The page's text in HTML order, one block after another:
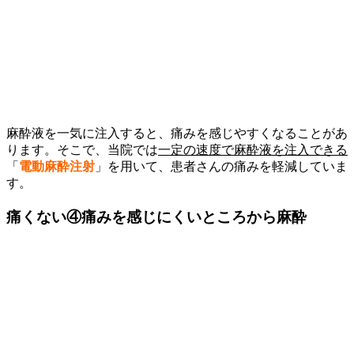
麻酔液を一気に注入すると、痛みを感じやすくなることがあ
ります。そこで、当院では一定の速度で麻酔液を注入できる
「 電動麻酔注射 」を用いて、患者さんの痛みを軽減していま
す。
痛くない④痛みを感じにくいところから麻酔